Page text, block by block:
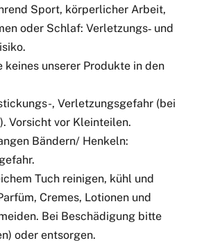
Sport, körperlicher Arbeit,
oder Schlaf: Verletzungs‑ und
keines unserer Produkte in den
, Verletzungsgefahr (bei
Vorsicht vor Kleinteilen.
Bändern/ Henkeln:
Tuch reinigen, kühl und
Cremes, Lotionen und
Bei Beschädigung bitte
oder entsorgen.